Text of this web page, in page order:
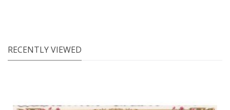
RECENTLY VIEWED